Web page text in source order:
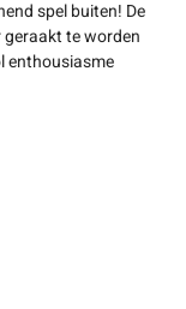
spel buiten! De
te worden
enthousiasme